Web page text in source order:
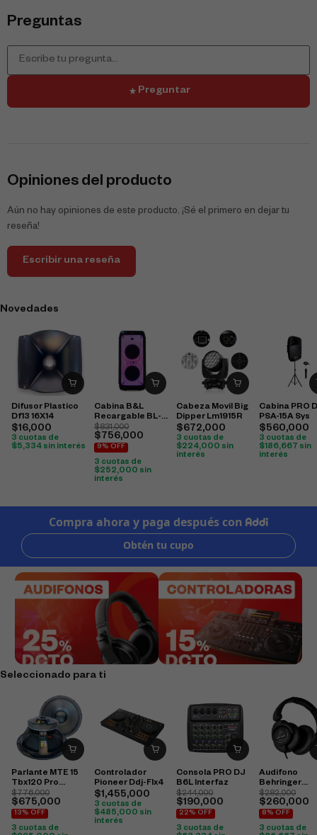
Preguntas
Preguntar
Opiniones del producto
Aún no hay opiniones de este producto. ¡Sé el primero en dejar tu
reseña!
Escribir una reseña
Novedades
Difusor Plastico
Df13 16X14
$16,000
3 cuotas de
$5,334 sin interés
Cabina B&L
Recargable BL-
2008LED
$831,000
$ 756,000
9% OFF
3 cuotas de
$252,000 sin
interés
Cabeza Movil Big
Dipper Lm1915R
$672,000
3 cuotas de
$224,000 sin
interés
Cabina PRO
PSA-15A Sys
$560,000
3 cuotas de
$186,667 sin
interés
Seleccionado para ti
Parlante MTE 15
Tbx120 Pro
2400W
$776,000
$675,000
13% OFF
3 cuotas de
Controlador
Pioneer Ddj-Flx4
$1,455,000
3 cuotas de
$485,000 sin
interés
Consola PRO DJ
B6L Interfaz
$244,000
$190,000
22% OFF
3 cuotas de
Audifono
Behringer
Hpx6000
$282,000
$260,000
8% OFF
3 cuotas de